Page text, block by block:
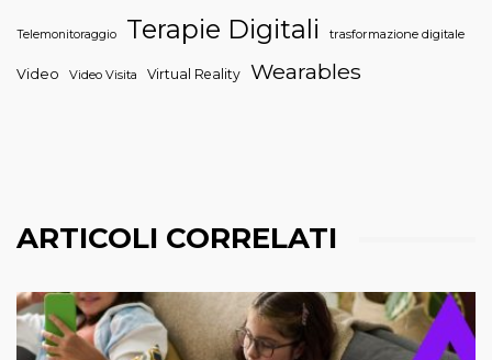
Telemonitoraggio Terapie Digitali trasformazione digitale
Video Video Visita Virtual Reality Wearables
ARTICOLI CORRELATI